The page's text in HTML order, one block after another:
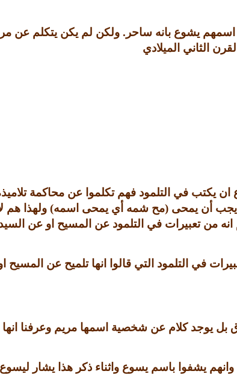
يشوع بانه ساحر . ولكن لم يكن يتكلم عن
الثاني الميلادي
في التلمود فهم تكلموا عن محاكمة
يجب أن يمحى (مح شمه أي يمحى اسمه) ولهذا هم
من تعبيرات في التلمود عن المسيح او عن
التلمود التي قالوا انها تلميح عن المسيح
بل يوجد كلام عن شخصية اسمها مريم وعرفنا
يشفوا باسم يسوع واثناء ذكر هذا يشار